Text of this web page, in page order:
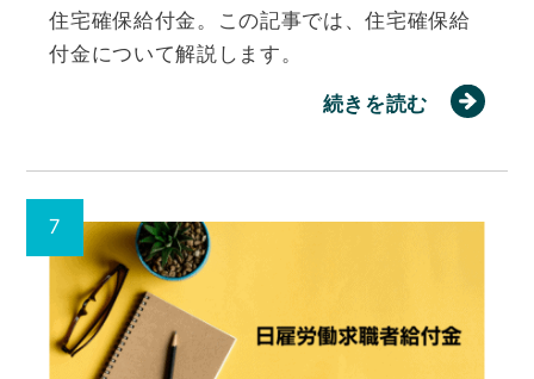
住宅確保給付金。この記事では、住宅確保給
付金について解説します。
続きを読む